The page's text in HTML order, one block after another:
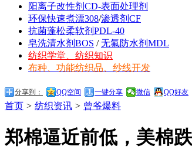
阳离子改性剂CD-表面处理剂
环保快速煮漂308/渗透剂CF
抗菌蓬松柔软剂PDL-40
皂洗清水剂BOS /无氟防水剂MDL
纺织学堂、纺织知识
布种、功能纺织品、纱线开发
分享到： QQ空间 一键分享 微信 QQ好友
首页 > 纺织资讯 > 曾爷爆料
郑棉逼近前低，美棉